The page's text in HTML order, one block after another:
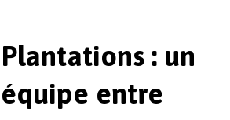
: un
entre